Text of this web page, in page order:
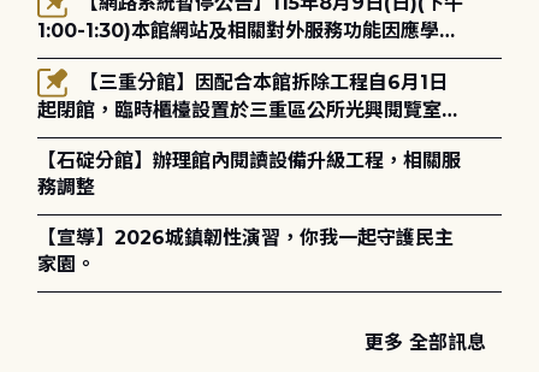
1:00-1:30)本館網站及相關對外服務功能因應學術
網路升級更新將暫停服務。
起閉館，臨時櫃檯設置於三重區公所光興閱覽室，
造成不便，敬請見諒。
【石碇分館】辦理館內閱讀設備升級工程，相關服
務調整
【宣導】2026城鎮韌性演習，你我一起守護民主
家園。
更多 全部訊息